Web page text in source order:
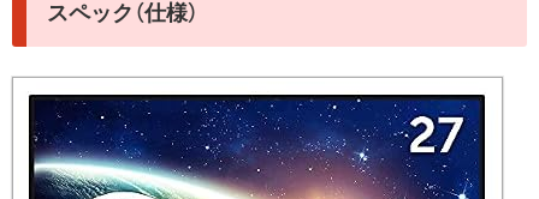
スペック（仕様）